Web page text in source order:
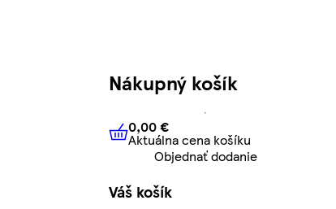
Nákupný košík
0,00 € Aktuálna cena košíku
0,00 €
Aktuálna cena košíku
Objednať dodanie
Váš košík